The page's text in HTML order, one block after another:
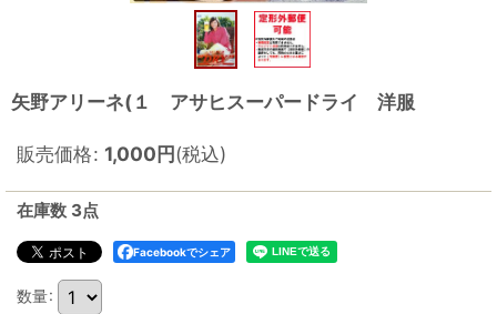
矢野アリーネ(１ アサヒスーパードライ 洋服
販売価格: 1,000円(税込)
在庫数 3点
Facebookでシェア
数量: